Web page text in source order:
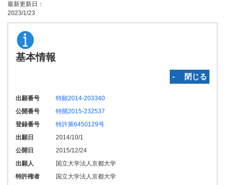
最新更新日：
2023/1/23
基本情報
‐ 閉じる
出願番号
特願2014-203340
公開番号
特開2015-232537
登録番号
特許第6450129号
出願日
2014/10/1
公開日
2015/12/24
出願人
国立大学法人京都大学
特許権者
国立大学法人京都大学